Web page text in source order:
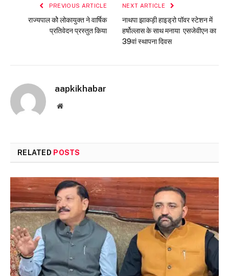
PREVIOUS ARTICLE
राज्यपाल कोे लोकायुक्त ने वार्षिक
प्रतिवेदन प्रस्तुत किया
NEXT ARTICLE
नाथपा झाकड़ी हाइड्रो पॉवर स्टेशन में
हर्षोल्लास के साथ मनाया एसजेवीएन का
39वां स्थापना दिवस
aapkikhabar
Website
RELATED POSTS